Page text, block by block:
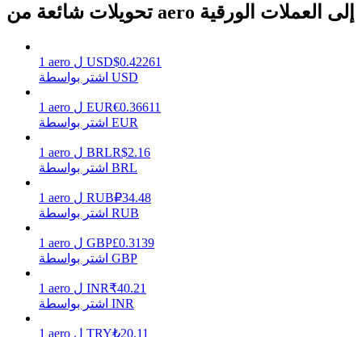
خنزير الطاقة
احصل على مكافآت تنافسية يوميًا
تحويلات شائعة من aero إلى العملات الورقية
1 aero ل USD$0.42261
اشتر بواسطة USD
1 aero ل EUR€0.36611
اشتر بواسطة EUR
1 aero ل BRLR$2.16
اشتر بواسطة BRL
1 aero ل RUB₽34.48
اشتر بواسطة RUB
1 aero ل GBP£0.3139
اشتر بواسطة GBP
1 aero ل INR₹40.21
اشتر بواسطة INR
1 aero ل TRY₺20.11